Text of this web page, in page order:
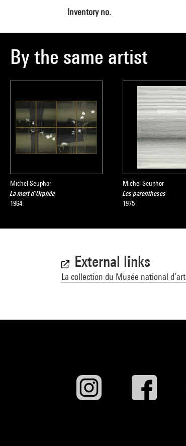
Inventory no.
By the same artist
Michel Seuphor
La mort d'Orphée
1964
Michel Seuphor
Les parenthèses
1975
External links
La collection du Musée national